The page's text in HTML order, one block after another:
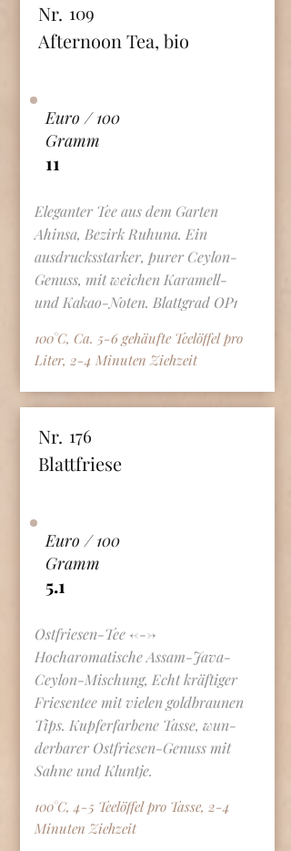
109
Nr.
Afternoon Tea, bio
11
Euro / 100
Gramm
Eleganter Tee aus dem Garten
Ahinsa, Bezirk Ruhuna. Ein
ausdrucksstarker, purer Ceylon-
Genuss, mit weichen Karamell-
und Kakao-Noten. Blattgrad OP1
100°C, Ca. 5-6 gehäufte Teelöffel pro
Liter, 2-4 Minuten Ziehzeit
176
Nr.
Blattfriese
5.1
Euro / 100
Gramm
Ostfriesen-Tee <--->
Hocharomatische Assam-Java-
Ceylon-Mischung, Echt kräftiger
Friesentee mit vielen goldbraunen
Tips. Kupferfarbene Tasse, wun-
derbarer Ostfriesen-Genuss mit
Sahne und Kluntje.
100°C, 4-5 Teelöffel pro Tasse, 2-4
Minuten Ziehzeit